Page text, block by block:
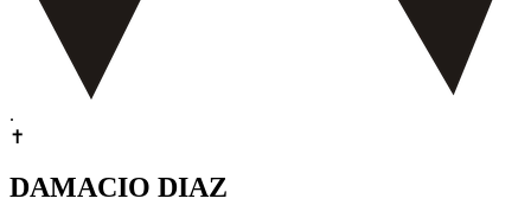
.
✝
DAMACIO DIAZ